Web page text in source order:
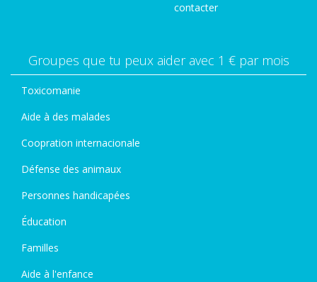
contacter
Groupes que tu peux aider avec 1 € par mois
Toxicomanie
Aide à des malades
Coopration internacionale
Défense des animaux
Personnes handicapées
Éducation
Familles
Aide à l'enfance